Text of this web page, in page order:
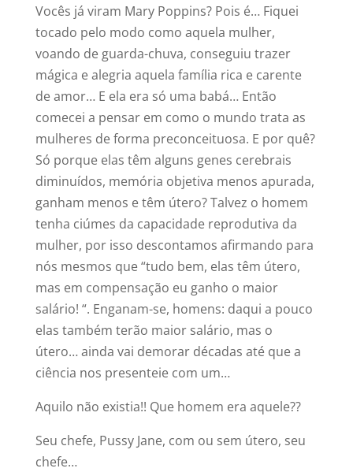
Vocês já viram Mary Poppins? Pois é… Fiquei
tocado pelo modo como aquela mulher,
voando de guarda-chuva, conseguiu trazer
mágica e alegria aquela família rica e carente
de amor… E ela era só uma babá… Então
comecei a pensar em como o mundo trata as
mulheres de forma preconceituosa. E por quê?
Só porque elas têm alguns genes cerebrais
diminuídos, memória objetiva menos apurada,
ganham menos e têm útero? Talvez o homem
tenha ciúmes da capacidade reprodutiva da
mulher, por isso descontamos afirmando para
nós mesmos que “tudo bem, elas têm útero,
mas em compensação eu ganho o maior
salário! “. Enganam-se, homens: daqui a pouco
elas também terão maior salário, mas o
útero… ainda vai demorar décadas até que a
ciência nos presenteie com um…
Aquilo não existia!! Que homem era aquele??
Seu chefe, Pussy Jane, com ou sem útero, seu
chefe…